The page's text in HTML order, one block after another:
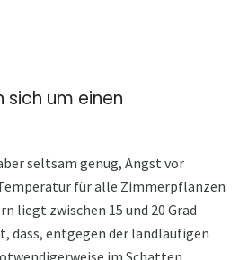
sich um einen
seltsam genug, Angst vor
für alle Zimmerpflanzen
liegt zwischen 15 und 20 Grad
dass, entgegen der landläufigen
im Schatten